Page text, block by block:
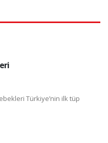
Türkiye’nin ilk tüp